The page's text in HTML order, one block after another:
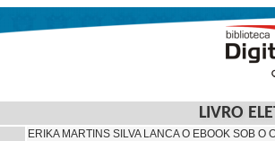
LIVRO
ERIKA MARTINS SILVA LANCA O EBOOK SOB